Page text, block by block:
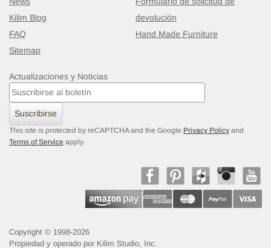
Kilim Blog
FAQ
Sitemap
devolución
Hand Made Furniture
Actualizaciones y Noticias
Suscribirse
This site is protected by reCAPTCHA and the Google Privacy Policy and
Terms of Service apply.
Copyright © 1998-2026
Propiedad y operado por Kilim Studio, Inc.